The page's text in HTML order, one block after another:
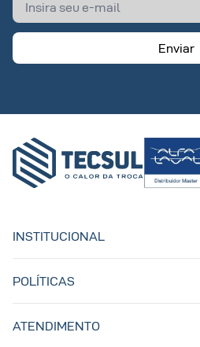
Enviar
INSTITUCIONAL
POLÍTICAS
ATENDIMENTO